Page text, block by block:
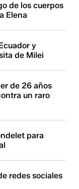
de los cuerpos
Elena
y
de Milei
de 26 años
un raro
para
redes sociales